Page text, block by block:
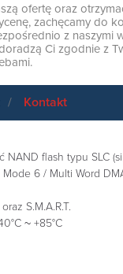
ofertę oraz
zachęcamy do
z naszymi
Ci zgodnie z
Kontakt
NAND flash typu SLC
Mode 6 / Multi Word
S.M.A.R.T.
~ +85°C